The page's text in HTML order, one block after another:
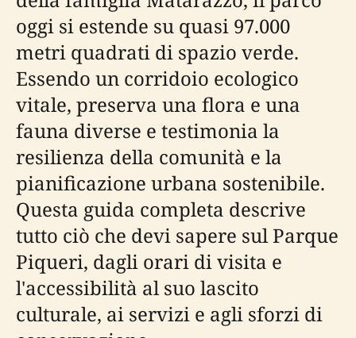
oggi si estende su quasi 97.000
metri quadrati di spazio verde.
Essendo un corridoio ecologico
vitale, preserva una flora e una
fauna diverse e testimonia la
resilienza della comunità e la
pianificazione urbana sostenibile.
Questa guida completa descrive
tutto ciò che devi sapere sul Parque
Piqueri, dagli orari di visita e
l'accessibilità al suo lascito
culturale, ai servizi e agli sforzi di
conservazione.